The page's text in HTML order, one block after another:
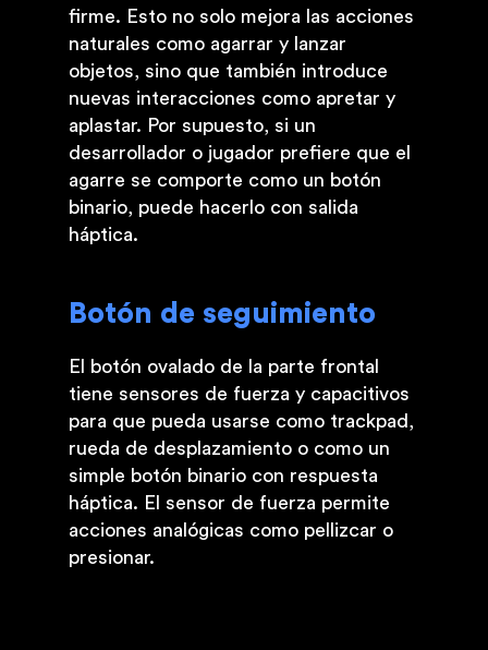
firme. Esto no solo mejora las acciones
naturales como agarrar y lanzar
objetos, sino que también introduce
nuevas interacciones como apretar y
aplastar. Por supuesto, si un
desarrollador o jugador prefiere que el
agarre se comporte como un botón
binario, puede hacerlo con salida
háptica.
Botón de seguimiento
El botón ovalado de la parte frontal
tiene sensores de fuerza y capacitivos
para que pueda usarse como trackpad,
rueda de desplazamiento o como un
simple botón binario con respuesta
háptica. El sensor de fuerza permite
acciones analógicas como pellizcar o
presionar.